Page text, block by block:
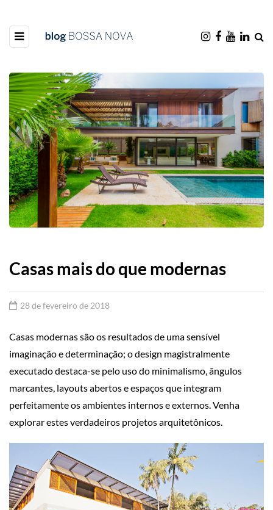
Casas mais do que modernas
28 de fevereiro de 2018
Casas modernas são os resultados de uma sensível
imaginação e determinação; o design magistralmente
executado destaca-se pelo uso do minimalismo, ângulos
marcantes, layouts abertos e espaços que integram
perfeitamente os ambientes internos e externos. Venha
explorar estes verdadeiros projetos arquitetônicos.